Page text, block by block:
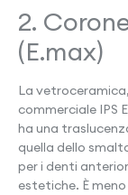
2.
(E.max)
La
commerciale IPS
ha una
quella dello
per i denti
estetiche. È